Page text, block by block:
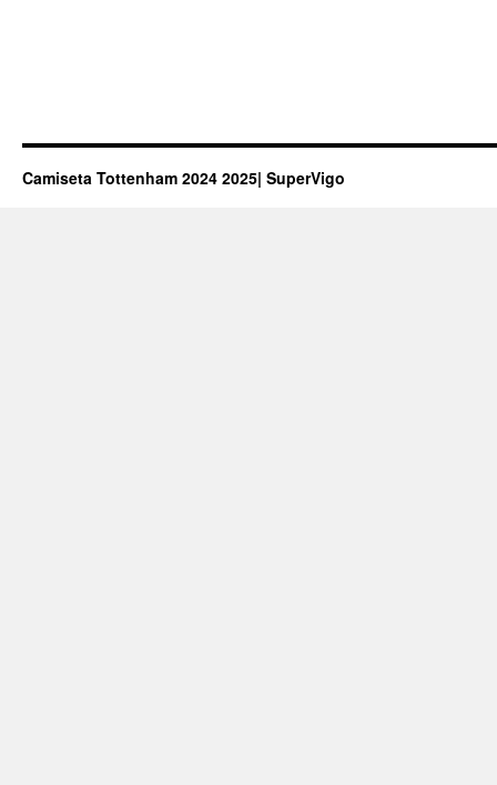
Camiseta Tottenham 2024 2025| SuperVigo